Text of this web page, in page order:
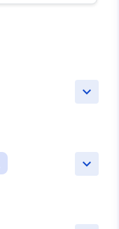
keyboard_arrow_down
keyboard_arrow_down